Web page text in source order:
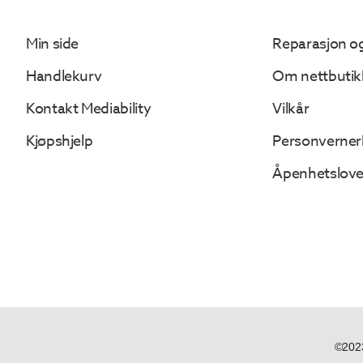
Min side
Handlekurv
Kontakt Mediability
Kjøpshjelp
Reparasjon
Om
Vilkår